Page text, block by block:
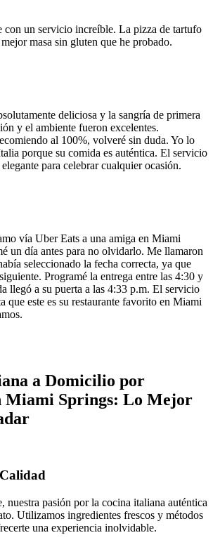
con un servicio increíble. La pizza de tartufo
masa sin gluten que he probado.
deliciosa y la sangría de primera
y el ambiente fueron excelentes.
al 100%, volveré sin duda. Yo lo
porque su comida es auténtica. El servicio
para celebrar cualquier ocasión.
vía Uber Eats a una amiga en Miami
un día antes para no olvidarlo. Me llamaron
seleccionado la fecha correcta, ya que
Programé la entrega entre las 4:30 y
llegó a su puerta a las 4:33 p.m. El servicio
que este es su restaurante favorito en Miami
a Domicilio por
Miami Springs: Lo Mejor
nuestra pasión por la cocina italiana auténtica
Utilizamos ingredientes frescos y métodos
una experiencia inolvidable.